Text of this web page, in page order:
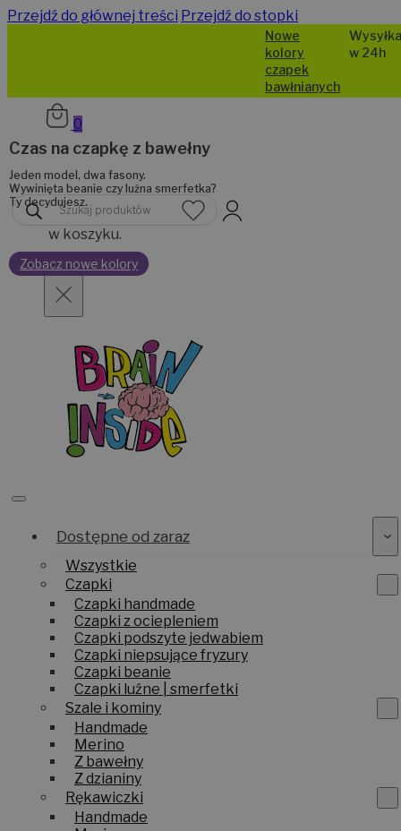
Przejdź do głównej treści Przejdź do stopki
Nowe
kolory
czapek
bawłnianych
Wysyłka
w 24h
Wyszukiwarka
produktów
0
Brak
produktów
w koszyku.
Dostępne od zaraz
Wszystkie
Czapki
Czapki handmade
Czapki z ociepleniem
Czapki podszyte jedwabiem
Czapki niepsujące fryzury
Czapki beanie
Czapki luźne | smerfetki
Szale i kominy
Handmade
Merino
Z bawełny
Z dzianiny
Rękawiczki
Handmade
Czas na czapkę z bawełny
Jeden model, dwa fasony.
Wywinięta beanie czy luźna smerfetka?
Ty decydujesz.
Zobacz nowe kolory